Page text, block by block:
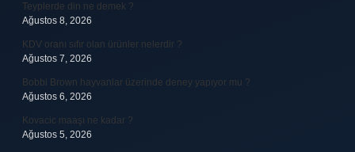
Teyplerde din ne demek ?
Ağustos 8, 2026
KDV oranı sıfır olan ürünler nelerdir ?
Ağustos 7, 2026
Bobbi Brown hayvanlar üzerinde deney yapıyor mu ?
Ağustos 6, 2026
Kovacic maaşı ne kadar ?
Ağustos 5, 2026